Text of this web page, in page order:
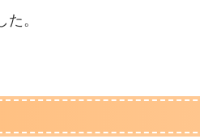
。